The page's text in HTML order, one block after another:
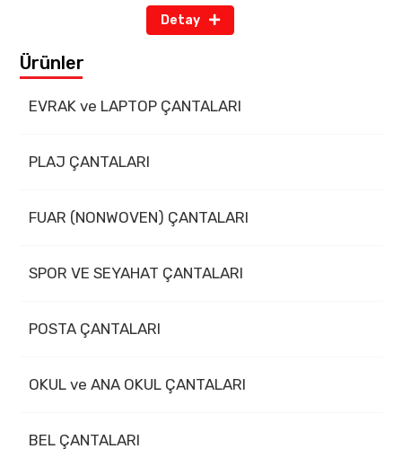
Ürünler
EVRAK ve LAPTOP ÇANTALARI
PLAJ ÇANTALARI
FUAR (NONWOVEN) ÇANTALARI
SPOR VE SEYAHAT ÇANTALARI
POSTA ÇANTALARI
OKUL ve ANA OKUL ÇANTALARI
BEL ÇANTALARI
Detay